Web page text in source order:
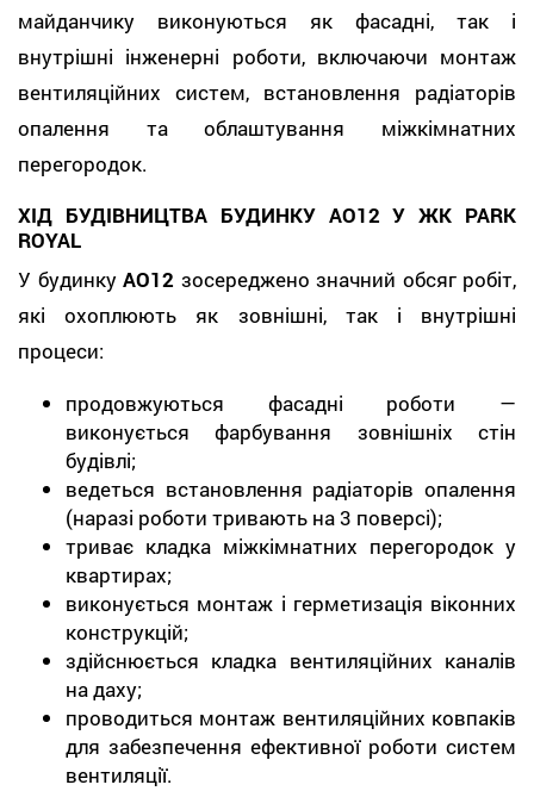
майданчику виконуються як фасадні, так і
внутрішні інженерні роботи, включаючи монтаж
вентиляційних систем, встановлення радіаторів
опалення та облаштування міжкімнатних
перегородок.
ХІД БУДІВНИЦТВА БУДИНКУ АО12 У ЖК PARK
ROYAL
У будинку АО12 зосереджено значний обсяг робіт,
які охоплюють як зовнішні, так і внутрішні
процеси:
продовжуються фасадні роботи —
виконується фарбування зовнішніх стін
будівлі;
ведеться встановлення радіаторів опалення
(наразі роботи тривають на 3 поверсі);
триває кладка міжкімнатних перегородок у
квартирах;
виконується монтаж і герметизація віконних
конструкцій;
здійснюється кладка вентиляційних каналів
на даху;
проводиться монтаж вентиляційних ковпаків
для забезпечення ефективної роботи систем
вентиляції.